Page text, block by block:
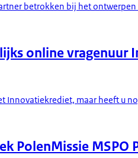
betrokken bij het
online vragenuur
Innovatiekrediet, maar heeft u
PolenMissie MSPO